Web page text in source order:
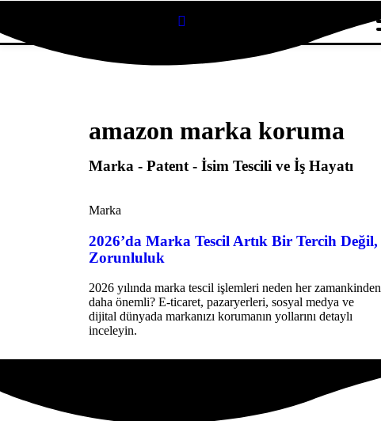
amazon marka koruma
Marka - Patent - İsim Tescili ve İş Hayatı
Marka
2026’da Marka Tescil Artık Bir Tercih Değil,
Zorunluluk
2026 yılında marka tescil işlemleri neden her zamankinden
daha önemli? E-ticaret, pazaryerleri, sosyal medya ve
dijital dünyada markanızı korumanın yollarını detaylı
inceleyin.